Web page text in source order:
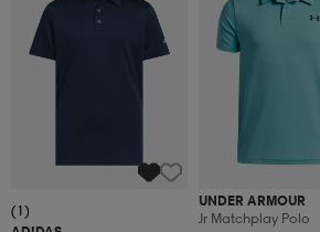
(1)
UNDER ARMOUR
Jr Matchplay Polo